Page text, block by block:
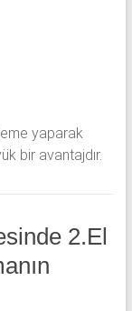
yaparak
bir avantajdır.
2.El